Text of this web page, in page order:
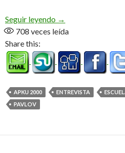
Seguir leyendo Academia en
→
708 veces leída
Share this:
APKU 2000 ENTREVISTA
PAVLOV